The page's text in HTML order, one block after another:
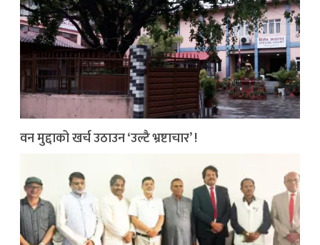
वन मुद्दाको खर्च उठाउन ‘उल्टै भ्रष्टाचार’ !